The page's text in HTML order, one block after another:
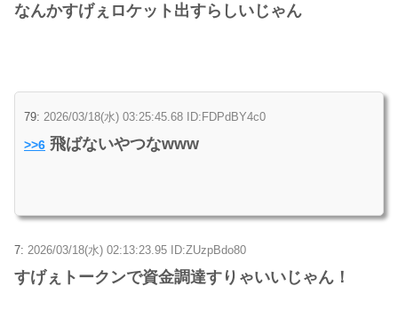
なんかすげぇロケット出すらしいじゃん
79: 2026/03/18(水) 03:25:45.68 ID:FDPdBY4c0
>>6 飛ばないやつなwww
7: 2026/03/18(水) 02:13:23.95 ID:ZUzpBdo80
すげぇトークンで資金調達すりゃいいじゃん！